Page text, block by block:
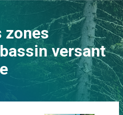
zones
versant